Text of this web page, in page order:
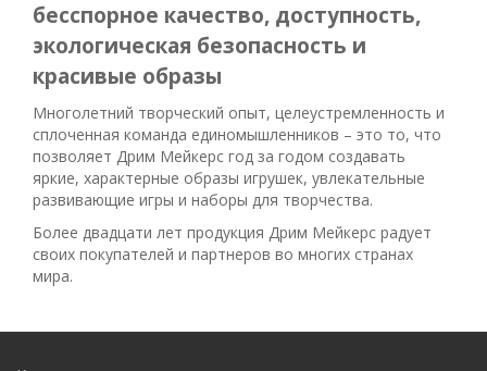
бесспорное качество, доступность,
экологическая безопасность и
красивые образы
Многолетний творческий опыт, целеустремленность и
сплоченная команда единомышленников – это то, что
позволяет Дрим Мейкерс год за годом создавать
яркие, характерные образы игрушек, увлекательные
развивающие игры и наборы для творчества.
Более двадцати лет продукция Дрим Мейкерс радует
своих покупателей и партнеров во многих странах
мира.